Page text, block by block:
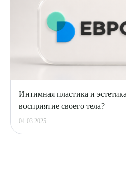
Интимная пластика и
восприятие своего тела?
04.03.2025